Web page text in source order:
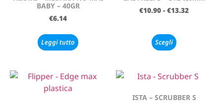
BABY – 40GR
€6.14
Leggi tutto
€10.90 - €13.32
Scegli
ISTA – SCRUBBER S